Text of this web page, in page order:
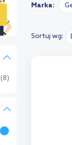
(8)
Marka:
Sortuj wg: